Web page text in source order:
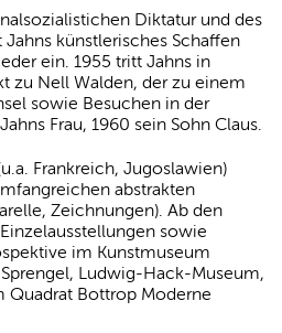
Diktatur und des
künstlerisches Schaffen
ein. 1955 tritt Jahns in
zu Nell Walden, der zu einem
sowie Besuchen in der
Frau, 1960 sein Sohn Claus.
Frankreich, Jugoslawien)
abstrakten
Zeichnungen). Ab den
sowie
im Kunstmuseum
Ludwig-Hack-Museum,
Quadrat Bottrop Moderne